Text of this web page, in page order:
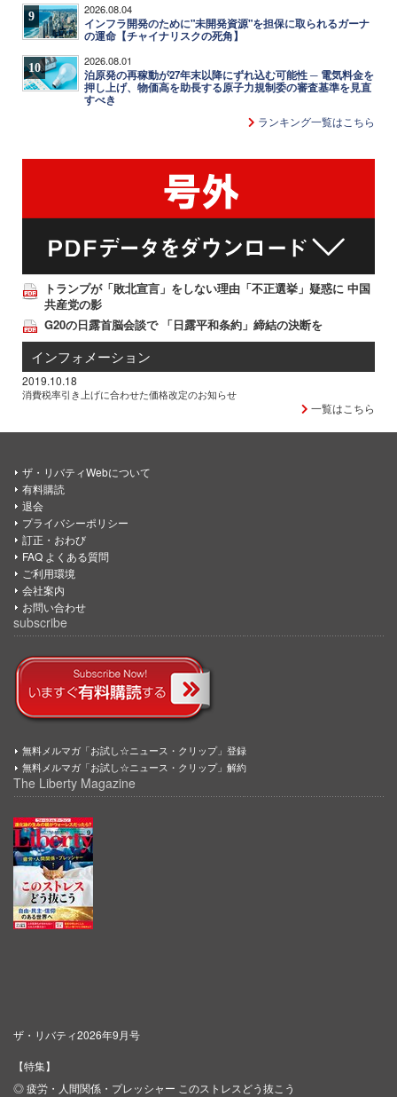
9 2026.08.04
インフラ開発のために"未開発資源"を担保に取られるガーナ
の運命【チャイナリスクの死角】
10 2026.08.01
泊原発の再稼動が27年末以降にずれ込む可能性 ─ 電気料金を
押し上げ、物価高を助長する原子力規制委の審査基準を見直
すべき
ランキング一覧はこちら
トランプが「敗北宣言」をしない理由「不正選挙」疑惑に 中国
共産党の影
G20の日露首脳会談で 「日露平和条約」締結の決断を
インフォメーション
2019.10.18
消費税率引き上げに合わせた価格改定のお知らせ
一覧はこちら
ザ・リバティWebについて
有料購読
退会
プライバシーポリシー
訂正・おわび
FAQ よくある質問
ご利用環境
会社案内
お問い合わせ
subscribe
無料メルマガ「お試し☆ニュース・クリップ」登録
無料メルマガ「お試し☆ニュース・クリップ」解約
The Liberty Magazine
ザ・リバティ2026年9月号
【特集】
◎ 疲労・人間関係・プレッシャー このストレスどう抜こう